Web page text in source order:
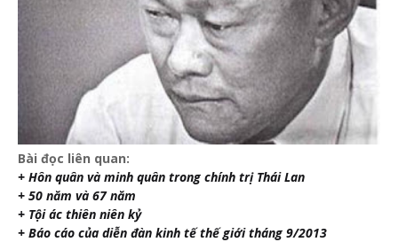
Bài đọc liên quan:
+ Hôn quân và minh quân trong chính trị Thái Lan
+ 50 năm và 67 năm
+ Tội ác thiên niên kỷ
+ Báo cáo của diễn đàn kinh tế thế giới tháng 9/2013